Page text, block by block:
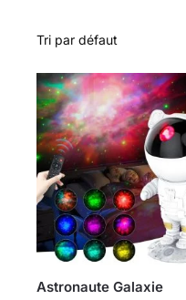
Astronaute Galaxie